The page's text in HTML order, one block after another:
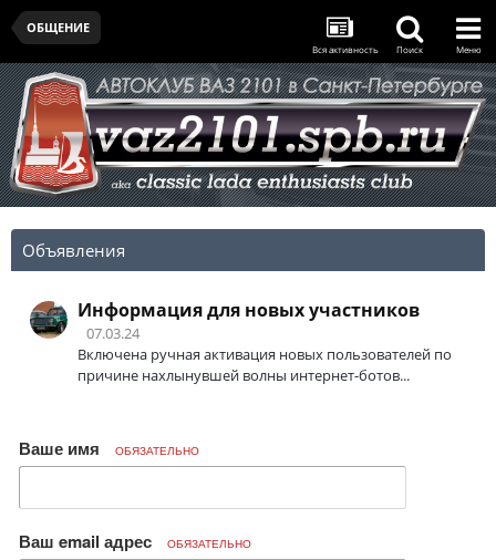
ОБЩЕНИЕ
Вся активность Поиск Меню
Объявления
Информация для новых участников
07.03.24
Включена ручная активация новых пользователей по
причине нахлынувшей волны интернет-ботов...
Ваше имя ОБЯЗАТЕЛЬНО
Ваш email адрес ОБЯЗАТЕЛЬНО